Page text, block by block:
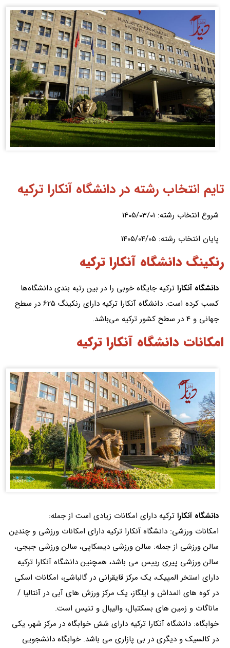
تایم انتخاب رشته در دانشگاه آنکارا ترکیه
شروع انتخاب رشته: 1405/03/01
️پایان انتخاب رشته: 1405/04/05
رنکینگ دانشگاه آنکارا ترکیه
دانشگاه آنکارا ترکیه جایگاه خوبی را در بین رتبه‌ بندی دانشگاه‌ها
کسب کرده است. دانشگاه آنکارا ترکیه دارای رنکینگ 625 در سطح
جهانی و 4 در سطح کشور ترکیه می‌باشد.
امکانات دانشگاه آنکارا ترکیه
دانشگاه آنکارا ترکیه دارای امکانات زیادی است از جمله:
امکانات ورزشی: دانشگاه آنکارا ترکیه دارای امکانات ورزشی و چندین
سالن ورزشی از جمله: سالن ورزشی دیسکاپی، سالن ورزشی جبجی،
سالن ورزشی پیری رییس می باشد، همچنین دانشگاه آنکارا ترکیه
دارای استخر المپیک، یک مرکز قایقرانی در گالباشی، امکانات اسکی
در کوه های المداش و ایلگاز، یک مرکز ورزش های آبی در آنتالیا /
ماناگات و زمین های بسکتبال، والیبال و تنیس است.
خوابگاه: دانشگاه آنکارا ترکیه دارای شش خوابگاه در مرکز شهر، یکی
در کالسیک و دیگری در بی پازاری می باشد. خوابگاه دانشجویی